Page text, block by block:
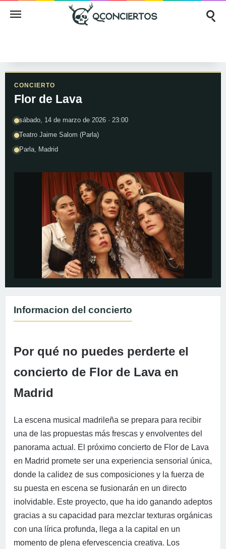
CONCIERTO
Flor de Lava
sábado, 14 de marzo de 2026 · 23:00
Teatro Jaime Salom (Parla)
Parla, Madrid
Informacion del concierto
Por qué no puedes perderte el
concierto de Flor de Lava en
Madrid
La escena musical madrileña se prepara para recibir
una de las propuestas más frescas y envolventes del
panorama actual. El próximo concierto de Flor de Lava
en Madrid promete ser una experiencia sensorial única,
donde la calidez de sus composiciones y la fuerza de
su puesta en escena se fusionarán en un directo
inolvidable. Este proyecto, que ha ido ganando adeptos
gracias a su capacidad para mezclar texturas orgánicas
con una lírica profunda, llega a la capital en un
momento de plena efervescencia creativa. Los